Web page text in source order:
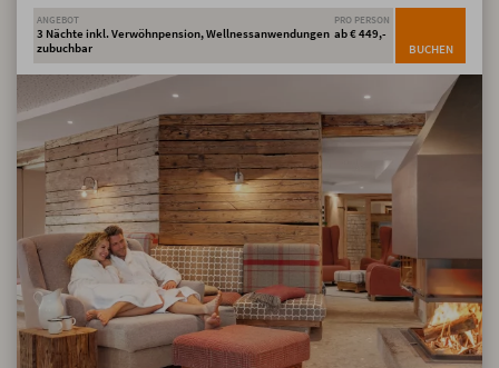
ANGEBOT
3 Nächte inkl. Verwöhnpension, Wellnessanwendungen
zubuchbar
PRO PERSON
ab € 449,-
BUCHEN